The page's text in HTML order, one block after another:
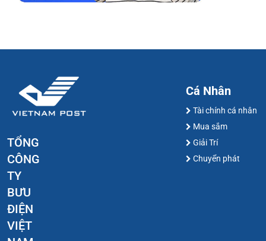
TỔNG
CÔNG
TY
BƯU
ĐIỆN
VIỆT
Cá Nhân
Tài chính cá nhân
Mua sắm
Giải Trí
Chuyển phát